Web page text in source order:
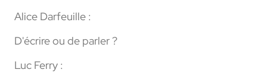
Alice Darfeuille :
D'écrire ou de parler ?
Luc Ferry :